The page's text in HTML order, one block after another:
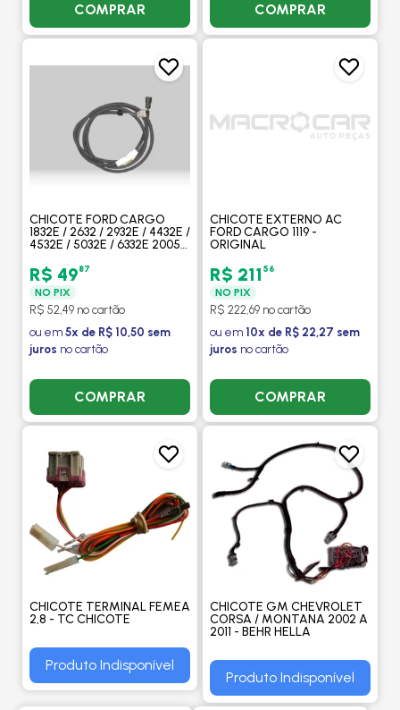
COMPRAR COMPRAR
CHICOTE FORD CARGO
1832E / 2632 / 2932E / 4432E /
4532E / 5032E / 6332E 2005
R$ 4987
NO PIX
R$ 52,49 no cartão
ou em5x de R$ 10,50 sem
juros no cartão
COMPRAR
CHICOTE EXTERNO AC
FORD CARGO 1119 -
ORIGINAL
R$ 211 56
NO PIX
R$ 222,69 no cartão
ou em 10x de R$ 22,27 sem
juros no cartão
COMPRAR
CHICOTE TERMINAL FEMEA
2,8 - TC CHICOTE
Produto Indisponível
CHICOTE GM CHEVROLET
CORSA / MONTANA 2002 A
2011 - BEHR HELLA
Produto Indisponível